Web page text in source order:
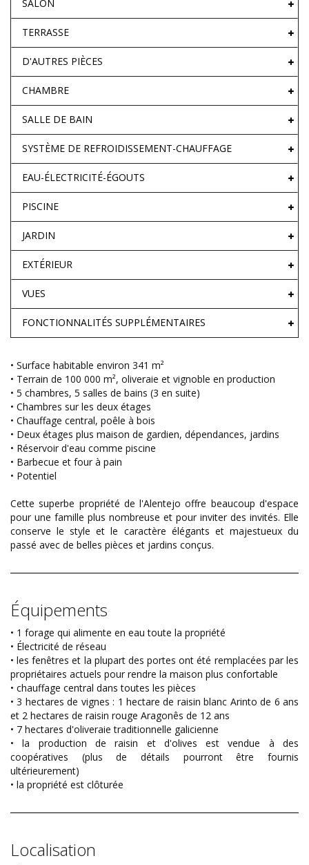
SALON
TERRASSE
D'AUTRES PIÈCES
CHAMBRE
SALLE DE BAIN
SYSTÈME DE REFROIDISSEMENT-CHAUFFAGE
EAU-ÉLECTRICITÉ-ÉGOUTS
PISCINE
JARDIN
EXTÉRIEUR
VUES
FONCTIONNALITÉS SUPPLÉMENTAIRES
• Surface habitable environ 341 m²
• Terrain de 100 000 m², oliveraie et vignoble en production
• 5 chambres, 5 salles de bains (3 en suite)
• Chambres sur les deux étages
• Chauffage central, poêle à bois
• Deux étages plus maison de gardien, dépendances, jardins
• Réservoir d'eau comme piscine
• Barbecue et four à pain
• Potentiel
Cette superbe propriété de l'Alentejo offre beaucoup d'espace
pour une famille plus nombreuse et pour inviter des invités. Elle
conserve le style et le caractère élégants et majestueux du
passé avec de belles pièces et jardins conçus.
Équipements
• 1 forage qui alimente en eau toute la propriété
• Électricité de réseau
• les fenêtres et la plupart des portes ont été remplacées par les
propriétaires actuels pour rendre la maison plus confortable
• chauffage central dans toutes les pièces
• 3 hectares de vignes : 1 hectare de raisin blanc Arinto de 6 ans
et 2 hectares de raisin rouge Aragonês de 12 ans
• 7 hectares d'oliveraie traditionnelle galicienne
• la production de raisin et d'olives est vendue à des
coopératives (plus de détails pourront être fournis
ultérieurement)
• la propriété est clôturée
Localisation